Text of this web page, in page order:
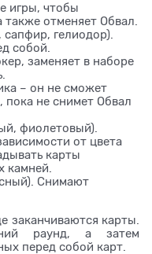
игры, чтобы
также отменяет Обвал.
гелиодор).
собой.
заменяет в наборе
– он не сможет
пока не снимет Обвал
фиолетовый).
от цвета
карты
камней.
Снимают
заканчиваются карты.
раунд, а затем
перед собой карт.